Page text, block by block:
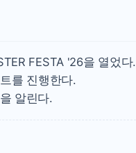
FESTA '26을 열었다.
를 진행한다.
알린다.